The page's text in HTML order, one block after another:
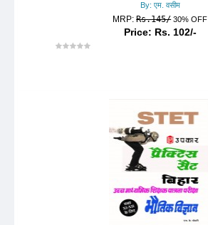
By: एम. वसीम
MRP:Rs.145/ 30% OFF
Price: Rs. 102/-